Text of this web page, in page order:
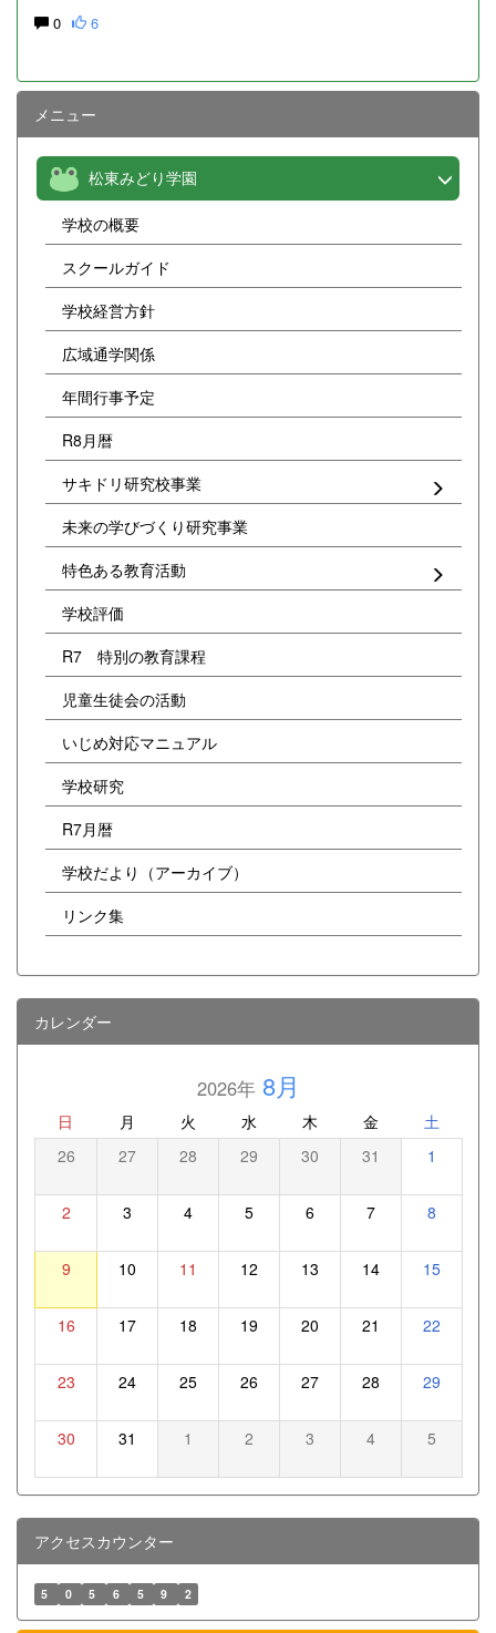
0 6
メニュー
松東みどり学園
学校の概要
スクールガイド
学校経営方針
広域通学関係
年間行事予定
R8月暦
サキドリ研究校事業
未来の学びづくり研究事業
特色ある教育活動
学校評価
R7 特別の教育課程
児童生徒会の活動
いじめ対応マニュアル
学校研究
R7月暦
学校だより（アーカイブ）
リンク集
カレンダー
2026年8月
日 月 火 水 木 金 土
26 27 28 29 30 31 1
2 3 4 5 6 7 8
9 10 11 12 13 14 15
16 17 18 19 20 21 22
23 24 25 26 27 28 29
30 31 1 2 3 4 5
アクセスカウンター
5 0 5 6 5 9 2